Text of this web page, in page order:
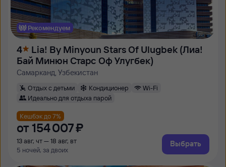
Рекомендуем
4
Lia! By Minyoun Stars Of Ulugbek (Лиа!
Бай Минюн Старс Оф Улугбек)
Самарканд, Узбекистан
Отдых с детьми Кондиционер
Wi-Fi
Идеально для отдыха парой
Кешбэк до 7%
от 154 ⁠007 ⁠₽
13 авг, чт — 18 авг, вт
5 ночей, за двоих
Выбрать